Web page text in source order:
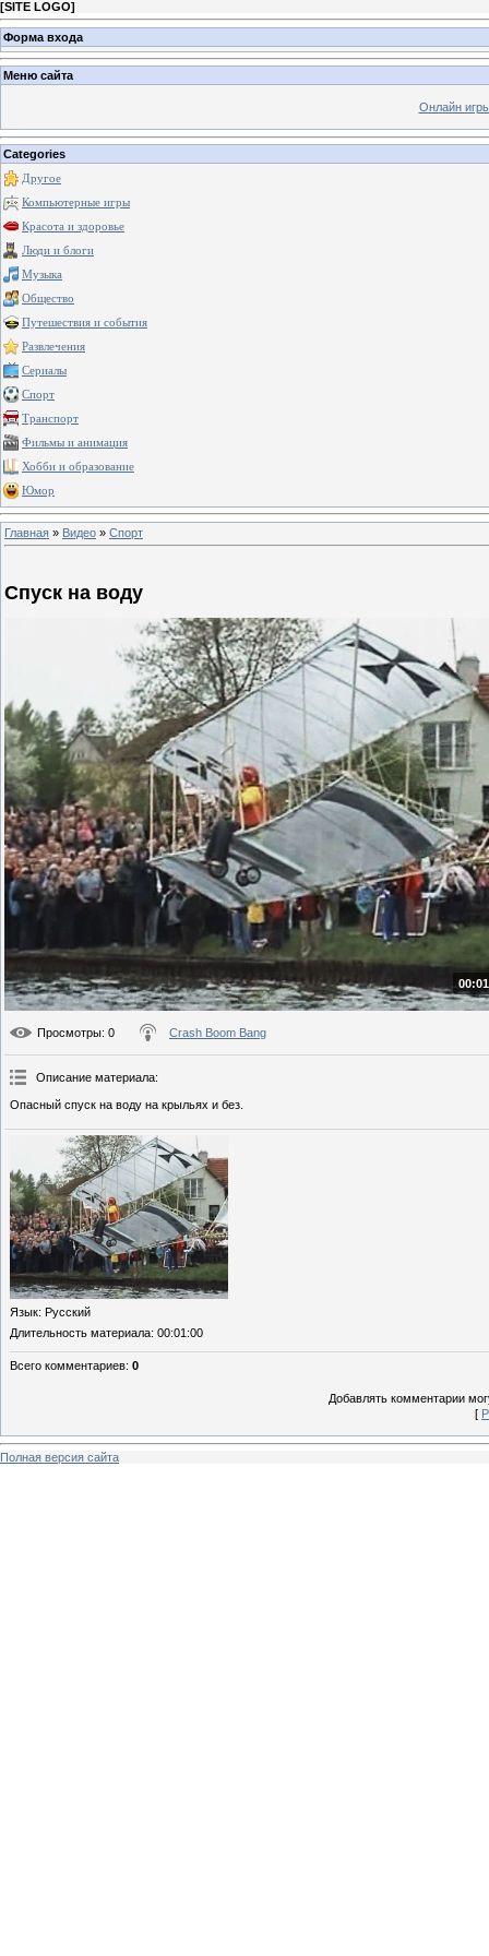
[SITE LOGO]
Форма входа
Меню сайта
Онлайн
Categories
Другое
Компьютерные игры
Красота и здоровье
Люди и блоги
Музыка
Общество
Путешествия и события
Развлечения
Сериалы
Спорт
Транспорт
Фильмы и анимация
Хобби и образование
Юмор
Главная » Видео » Спорт
Спуск на воду
Просмотры: 0 Crash Boom Bang
Описание материала:
Опасный спуск на воду на крыльях и без.
Язык: Русский
Длительность материала: 00:01:00
Всего комментариев: 0
Добавлять комментарии
[
Полная версия сайта